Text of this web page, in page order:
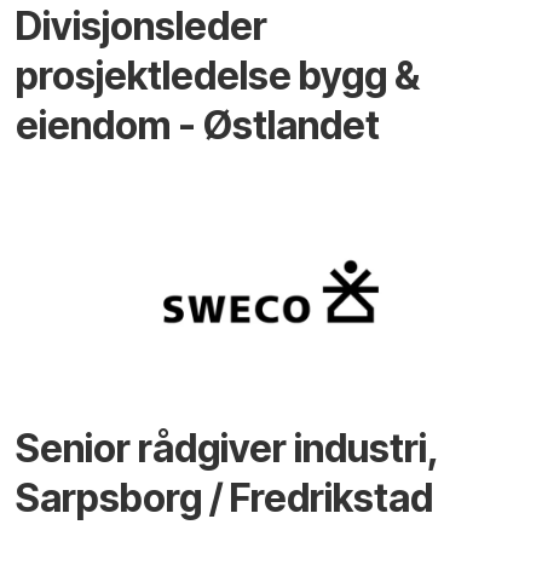
Divisjonsleder
prosjektledelse bygg &
eiendom - Østlandet
Senior rådgiver industri,
Sarpsborg / Fredrikstad